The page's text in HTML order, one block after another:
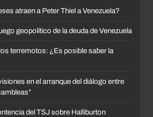
atraen a Peter Thiel a Venezuela?
geopolítico de la deuda de Venezuela
terremotos: ¿Es posible saber la
en el arranque del diálogo entre
del TSJ sobre Halliburton